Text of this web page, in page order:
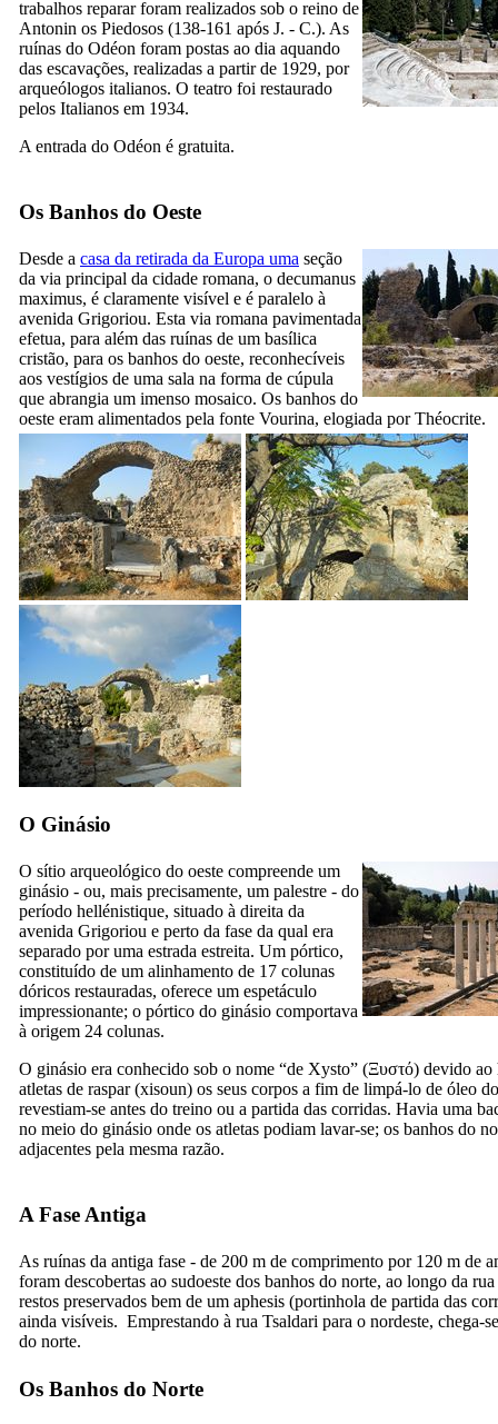
trabalhos reparar foram realizados sob o reino de
Antonin os Piedosos (138-161 após J. - C.). As
ruínas do Odéon foram postas ao dia aquando
das escavações, realizadas a partir de 1929, por
arqueólogos italianos. O teatro foi restaurado
pelos Italianos em 1934.
A entrada do Odéon é gratuita.
Os Banhos do Oeste
Desde a casa da retirada da Europa uma seção
da via principal da cidade romana, o decumanus
maximus, é claramente visível e é paralelo à
avenida Grigoriou. Esta via romana pavimentada
efetua, para além das ruínas de um basílica
cristão, para os banhos do oeste, reconhecíveis
aos vestígios de uma sala na forma de cúpula
que abrangia um imenso mosaico. Os banhos do
oeste eram alimentados pela fonte Vourina, elogiada por Théocrite.
O Ginásio
O sítio arqueológico do oeste compreende um
ginásio - ou, mais precisamente, um palestre - do
período hellénistique, situado à direita da
avenida Grigoriou e perto da fase da qual era
separado por uma estrada estreita. Um pórtico,
constituído de um alinhamento de 17 colunas
dóricos restauradas, oferece um espetáculo
impressionante; o pórtico do ginásio comportava
à origem 24 colunas.
O ginásio era conhecido sob o nome “de Xysto” (Ξυστό) devido ao
atletas de raspar (xisoun) os seus corpos a fim de limpá-lo de óleo
revestiam-se antes do treino ou a partida das corridas. Havia uma
no meio do ginásio onde os atletas podiam lavar-se; os banhos do
adjacentes pela mesma razão.
A Fase Antiga
As ruínas da antiga fase - de 200 m de comprimento por 120 m de
foram descobertas ao sudoeste dos banhos do norte, ao longo da
restos preservados bem de um aphesis (portinhola de partida das
ainda visíveis. Emprestando à rua Tsaldari para o nordeste, chega-
do norte.
Os Banhos do Norte